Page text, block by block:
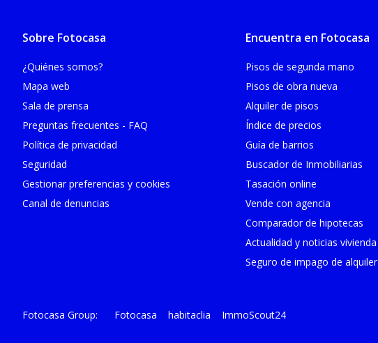
Sobre Fotocasa
¿Quiénes somos?
Mapa web
Sala de prensa
Preguntas frecuentes - FAQ
Política de privacidad
Seguridad
Gestionar preferencias y cookies
Canal de denuncias
Encuentra en Fotocasa
Pisos de segunda mano
Pisos de obra nueva
Alquiler de pisos
Índice de precios
Guía de barrios
Buscador de Inmobiliarias
Tasación online
Vende con agencia
Comparador de hipotecas
Actualidad y noticias vivienda
Seguro de impago de alquiler
Fotocasa Group Fotocasa habitaclia ImmoScout24